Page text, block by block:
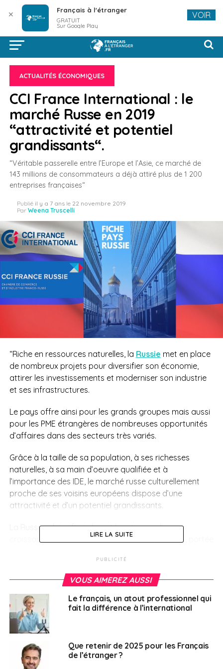
ACTUALITÉS ÉCONOMIQUES
CCI France International : le
marché Russe en 2019
“attractivité et potentiel
grandissants“.
“Véritable passerelle entre l’Europe et l’Asie, ce marché de
143 millions de consommateurs a déjà attiré plus de 1 200
entreprises françaises“
Publié il y a 7 ans le 22 novembre 2019
Par Weena Truscelli
“Riche en ressources naturelles, la Russie met en place
de nombreux projets pour diversifier son économie,
attirer les investissements et moderniser son industrie
et ses infrastructures.
Le pays offre ainsi pour les grands groupes mais aussi
pour les PME étrangères de nombreuses opportunités
d’affaires dans des secteurs très variés.
Grâce à la taille de sa population, à ses richesses
naturelles, à sa main d’oeuvre qualifiée et à
l’importance des IDE, le marché russe culturellement
proche de ses voisins européens dispose d’une
attractivité et d’un potentiel grandissants.
La Russie a bénéficié durant longtemps d’une
croissance annuelle soutenue d’en moyenne 5%, portée
forte demande intérieure (construction et services).
Malgré la crise de 2008, dont l’économie russe s’est vite
remise, les sanctions commerciales et financières ainsi
que la chute des cours du pétrole, la Russie montre sa
forte capacité de résilience en renouant depuis
plusieurs années avec une croissance dynamique. En
2018, la Banque mondiale place la Russie au 11ème rang
des économies mondiales. Elle gagne ainsi une place
par rapport à l’année précédente.
LIRE LA SUITE
PUBLICITÉ
VOUS AIMEREZ AUSSI
Le français, un atout professionnel qui
fait la différence à l’international
Que retenir de 2025 pour les Français
de l’étranger ?
✕ Français à l'étranger
GRATUIT
Sur Google Play
VOIR